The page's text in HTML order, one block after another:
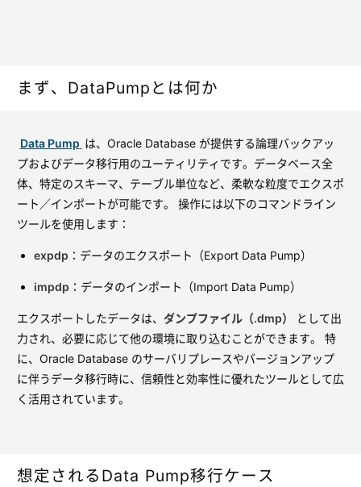
まず、DataPumpとは何か
Data Pump は、Oracle Database が提供する論理バックアッ
プおよびデータ移行用のユーティリティです。データベース全
体、特定のスキーマ、テーブル単位など、柔軟な粒度でエクスポ
ート／インポートが可能です。 操作には以下のコマンドライン
ツールを使用します：
expdp ：データのエクスポート（Export Data Pump）
impdp ：データのインポート（Import Data Pump）
エクスポートしたデータは、 ダンプファイル（.dmp）
として出
力され、必要に応じて他の環境に取り込むことができます。 特
に、Oracle Database のサーバリプレースやバージョンアップ
に伴うデータ移行時に、信頼性と効率性に優れたツールとして広
く活用されています。
想定されるData Pump移行ケース